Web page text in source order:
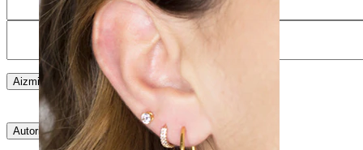
Aizmirsu paroli
Autorizējies